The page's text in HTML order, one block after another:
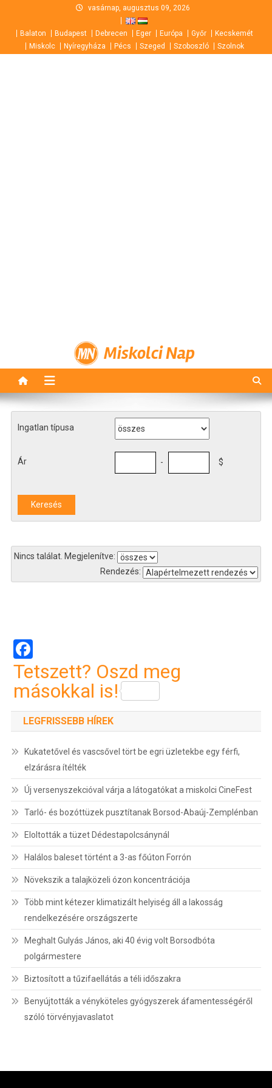
content
vasárnap, augusztus 09, 2026
Balaton Budapest Debrecen Eger Európa Győr
Kecskemét
Miskolc
Nyíregyháza Pécs Szeged Szoboszló Szolnok
Miskolci Nap
Ingatlan típusa
Ár - $
Nincs találat. Megjelenítve:
Rendezés:
navigáció
Tetszett? Oszd meg
másokkal is!
LEGFRISSEBB HÍREK
Kukatetővel és vascsővel tört be egri üzletekbe egy férfi,
elzárásra ítélték
Új versenyszekcióval várja a látogatókat a miskolci CineFest
Tarló- és bozóttüzek pusztítanak Borsod-Abaúj-Zemplénban
Eloltották a tüzet Dédestapolcsánynál
Halálos baleset történt a 3-as főúton Forrón
Növekszik a talajközeli ózon koncentrációja
Több mint kétezer klimatizált helyiség áll a lakosság
rendelkezésére országszerte
Meghalt Gulyás János, aki 40 évig volt Borsodbóta
polgármestere
Biztosított a tűzifaellátás a téli időszakra
Benyújtották a vényköteles gyógyszerek áfamentességéről
szóló törvényjavaslatot